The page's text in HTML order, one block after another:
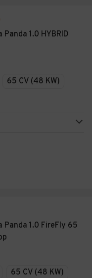
Panda 1.0 HYBRID
65 CV (48 KW)
Panda 1.0 FireFly 65
65 CV (48 KW)